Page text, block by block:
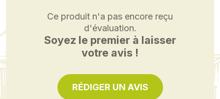
Ce produit n'a pas encore reçu
d'évaluation.
Soyez le premier à laisser
votre avis !
RÉDIGER UN AVIS